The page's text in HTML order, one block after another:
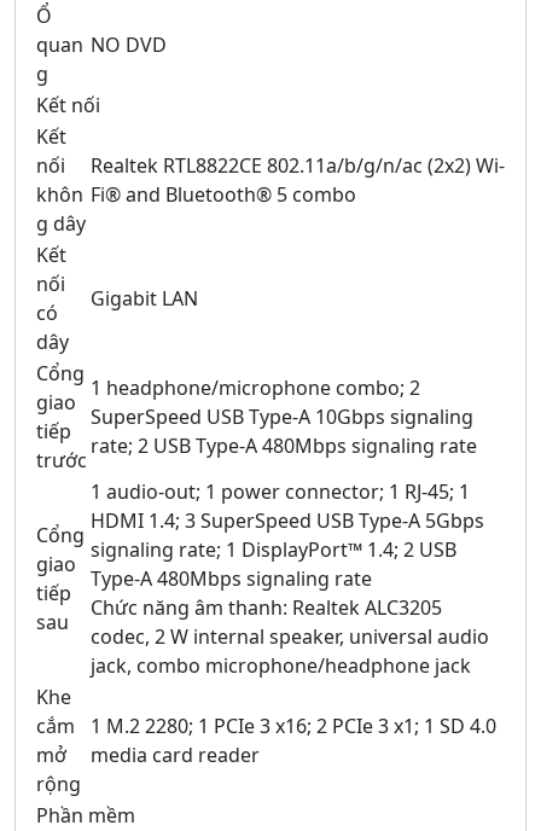
Ổ
quan
g
NO DVD
Kết nối
Kết
nối
khôn
g dây
Realtek RTL8822CE 802.11a/b/g/n/ac (2x2) Wi-
Fi® and Bluetooth® 5 combo
Kết
nối
có
dây
Gigabit LAN
Cổng
giao
tiếp
trước
1 headphone/microphone combo; 2
SuperSpeed USB Type-A 10Gbps signaling
rate; 2 USB Type-A 480Mbps signaling rate
Cổng
giao
tiếp
sau
1 audio-out; 1 power connector; 1 RJ-45; 1
HDMI 1.4; 3 SuperSpeed USB Type-A 5Gbps
signaling rate; 1 DisplayPort™ 1.4; 2 USB
Type-A 480Mbps signaling rate
Chức năng âm thanh: Realtek ALC3205
codec, 2 W internal speaker, universal audio
jack, combo microphone/headphone jack
Khe
cắm
mở
rộng
1 M.2 2280; 1 PCIe 3 x16; 2 PCIe 3 x1; 1 SD 4.0
media card reader
Phần mềm